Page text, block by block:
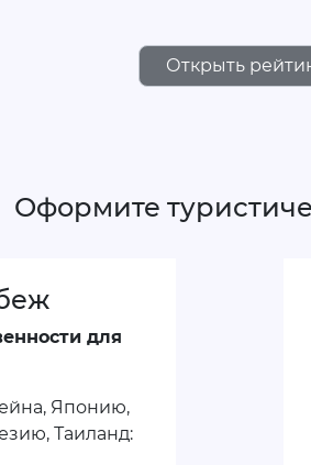
Открыть
Оформите
для
Японию,
Таиланд: